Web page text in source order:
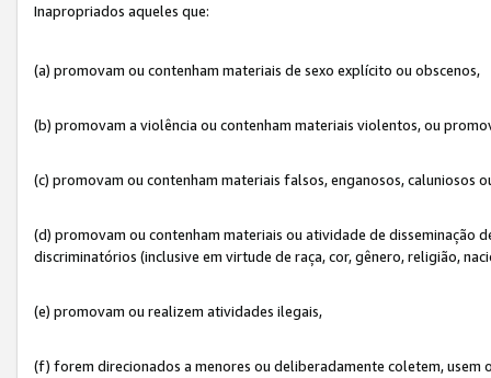
Inapropriados aqueles que:
(a) promovam ou contenham materiais de sexo explícito ou obscenos,
(b) promovam a violência ou contenham materiais violentos, ou
(c) promovam ou contenham materiais falsos, enganosos, caluniosos
(d) promovam ou contenham materiais ou atividade de disseminação
discriminatórios (inclusive em virtude de raça, cor, gênero, religião,
(e) promovam ou realizem atividades ilegais,
(f) forem direcionados a menores ou deliberadamente coletem, usem